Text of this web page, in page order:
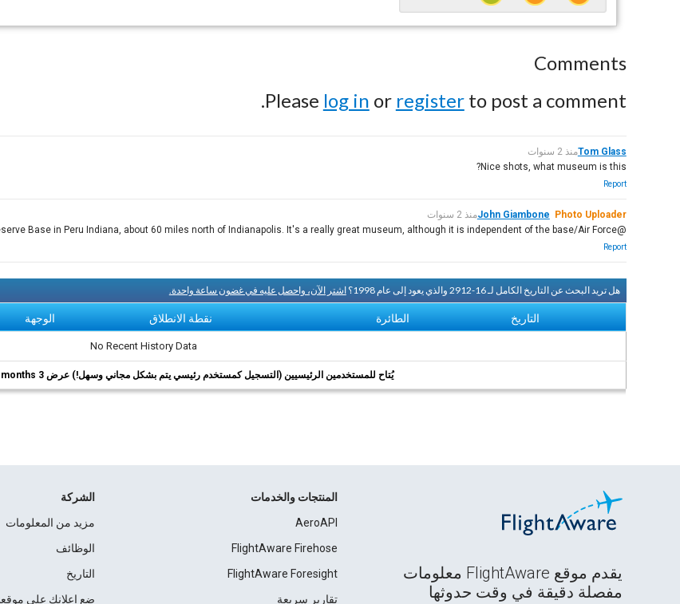
Comments
Please log in or registerto post a comment.
Tom Glassمنذ 2 سنوات
Nice shots, what museum is this?
Report
John Giambone Photo Uploader
منذ 2 سنوات
@TOM GLASS. TOM - This is the Grissom Air Reserve Base in Peru Indiana, about 60 miles north of Indianapolis. It's a really great museum, although it is independent of the base/Air Force
Report
هل تريد البحث عن التاريخ الكامل لـ 16-2912 والذي يعود إلى عام 1998؟ اشتر الآن، واحصل عليه في غضون ساعة واحدة.
التاريخ الطائرة نقطة الانطلاق الوجهة
No Recent History Data
يُتاح للمستخدمين الرئيسيين (التسجيل كمستخدم رئيسي يتم بشكل مجاني وسهل!) عرض 3 months من المحفوظات.
يقدم موقع FlightAware معلومات
مفصلة دقيقة في وقت حدوثها
المنتجات والخدمات
AeroAPI
FlightAware Firehose
FlightAware Foresight
تقارير سريعة
الشركة
مزيد من المعلومات
الوظائف
التاريخ
ضع إعلانك على